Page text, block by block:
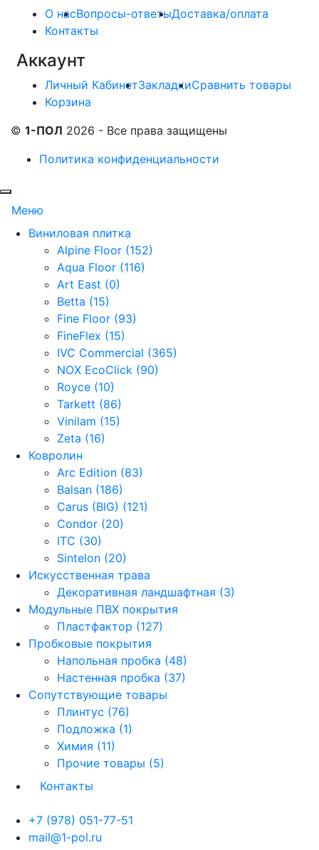
О насВопросы-ответыДоставка/оплата
Контакты
Аккаунт
Личный КабинетЗакладкиСравнить товары
Корзина
© 1-ПОЛ 2026 - Все права защищены
Политика конфиденциальности
Меню
Виниловая плитка
Alpine Floor (152)
Aqua Floor (116)
Art East (0)
Betta (15)
Fine Floor (93)
FineFlex (15)
IVC Commercial (365)
NOX EcoClick (90)
Royce (10)
Tarkett (86)
Vinilam (15)
Zeta (16)
Ковролин
Arc Edition (83)
Balsan (186)
Carus (BIG) (121)
Condor (20)
ITC (30)
Sintelon (20)
Искусственная трава
Декоративная ландшафтная (3)
Модульные ПВХ покрытия
Пластфактор (127)
Пробковые покрытия
Напольная пробка (48)
Настенная пробка (37)
Сопутствующие товары
Плинтус (76)
Подложка (1)
Химия (11)
Прочие товары (5)
Контакты
+7 (978) 051-77-51
mail@1-pol.ru